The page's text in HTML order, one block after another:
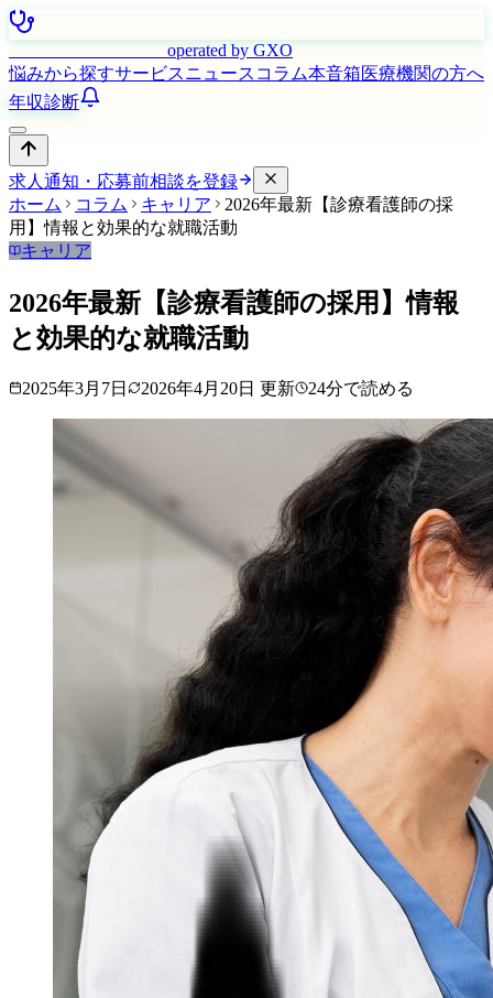
operated by GXO
悩みから探すサービスニュース コラム本音箱医療機関の方へ
年収診断
求人通知・応募前相談を登録
ホーム
コラム キャリア
2026年最新【診療看護師の採
用】情報と効果的な就職活動
キャリア
2026年最新【診療看護師の採用】情報
と効果的な就職活動
2025年3月7日 2026年4月20日 更新 24分で読める